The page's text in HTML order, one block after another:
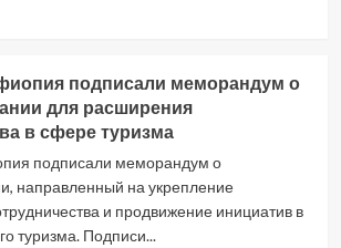
подписали меморандум о
для расширения
в сфере туризма
подписали меморандум о
направленный на укрепление
и продвижение инициатив в
туризма. Подписи...